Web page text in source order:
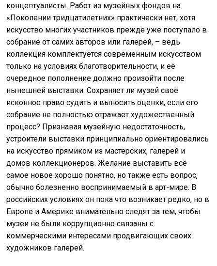
концептуалисты. Работ из музейных фондов на
«Поколении тридцатилетних» практически нет, хотя
искусство многих участников прежде уже поступало в
собрание от самих авторов или галерей, – ведь
коллекция комплектуется современным искусством
только на условиях благотворительности, и её
очередное пополнение должно произойти после
нынешней выставки. Сохраняет ли музей своё
исконное право судить и выносить оценки, если его
собрание не полностью отражает художественный
процесс? Признавая музейную недостаточность,
устроители выставки принципиально ориентировались
на искусство прямиком из мастерских, галерей и
домов коллекционеров. Желание выставить всё
самое новое хорошо понятно, но также есть вопрос,
обычно болезненно воспринимаемый в арт-мире. В
российских условиях он пока что возникает редко, но в
Европе и Америке внимательно следят за тем, чтобы
музеи не были коррупционно связаны с
коммерческими интересами продвигающих своих
художников галерей.